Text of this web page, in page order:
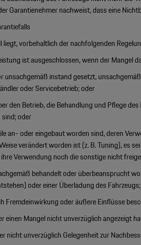
Garantienehmer nachweist, dass eine
liegt, vorbehaltlich der nachfolgenden
ist ausgeschlossen, wenn der Mangel
unsachgemäß instand gesetzt,
oder Servicebetrieb; oder
den Betrieb, die Behandlung und Pflege
oder
an- oder eingebaut worden sind, deren
verändert worden ist (z. B. Tuning), es
Verwendung noch die sonstige nicht
behandelt oder überbeansprucht
oder einer Überladung des
Fremdeinwirkung oder äußere Einflüsse
einen Mangel nicht unverzüglich angezeigt
nicht unverzüglich Gelegenheit zur